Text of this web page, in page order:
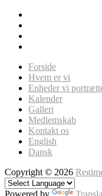
Forside
Hvem er vi
Enheder vi
Kalender
Galleri
Medlemskab
Kontakt os
English
Dansk
Copyright © 2026
Powered by